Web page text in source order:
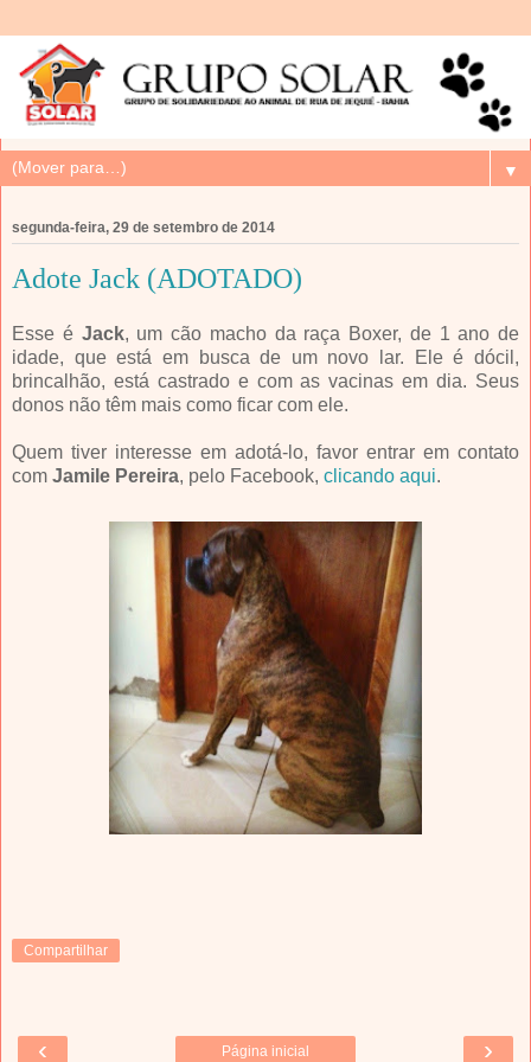
▼
segunda-feira, 29 de setembro de 2014
Adote Jack (ADOTADO)
Esse é Jack, um cão macho da raça Boxer, de 1 ano de
idade, que está em busca de um novo lar. Ele é dócil,
brincalhão, está castrado e com as vacinas em dia. Seus
donos não têm mais como ficar com ele.
Quem tiver interesse em adotá-lo, favor entrar em contato
com Jamile Pereira, pelo Facebook, clicando aqui.
Compartilhar
‹ ›
Página inicial